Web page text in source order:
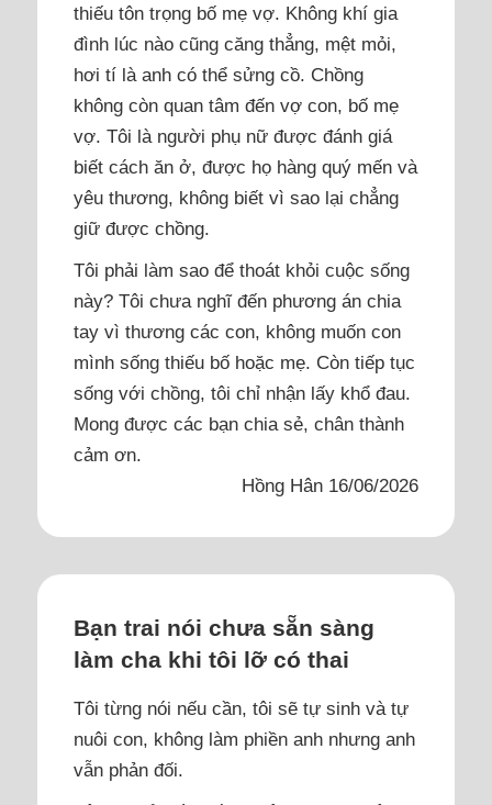
thiếu tôn trọng bố mẹ vợ. Không khí gia
đình lúc nào cũng căng thẳng, mệt mỏi,
hơi tí là anh có thể sửng cồ. Chồng
không còn quan tâm đến vợ con, bố mẹ
vợ. Tôi là người phụ nữ được đánh giá
biết cách ăn ở, được họ hàng quý mến và
yêu thương, không biết vì sao lại chẳng
giữ được chồng.
Tôi phải làm sao để thoát khỏi cuộc sống
này? Tôi chưa nghĩ đến phương án chia
tay vì thương các con, không muốn con
mình sống thiếu bố hoặc mẹ. Còn tiếp tục
sống với chồng, tôi chỉ nhận lấy khổ đau.
Mong được các bạn chia sẻ, chân thành
cảm ơn.
Hồng Hân 16/06/2026
Bạn trai nói chưa sẵn sàng
làm cha khi tôi lỡ có thai
Tôi từng nói nếu cần, tôi sẽ tự sinh và tự
nuôi con, không làm phiền anh nhưng anh
vẫn phản đối.